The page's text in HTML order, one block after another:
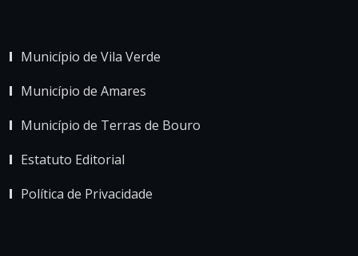
Município de Vila Verde
Município de Amares
Município de Terras de Bouro
Estatuto Editorial
Política de Privacidade